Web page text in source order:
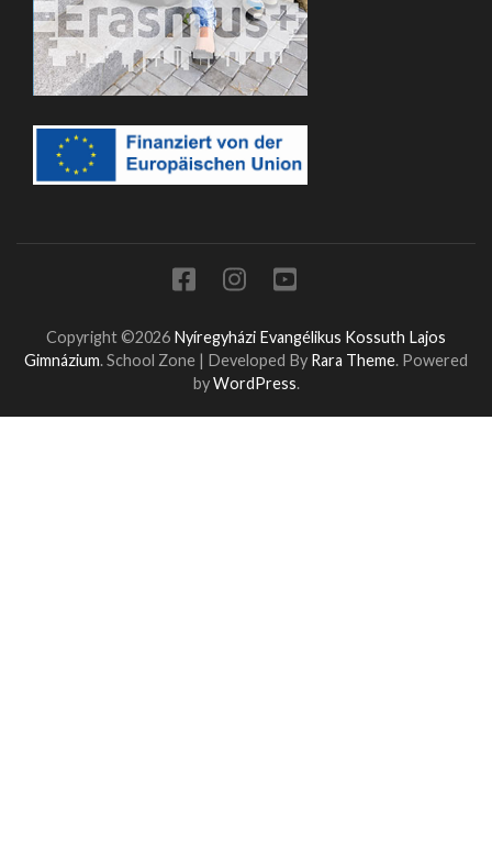
Copyright ©2026 Nyíregyházi Evangélikus Kossuth Lajos
Gimnázium.School Zone | Developed By Rara Theme. Powered
byWordPress.